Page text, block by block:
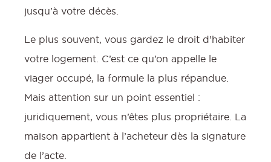
jusqu’à votre décès.
Le plus souvent, vous gardez le droit d’habiter
votre logement. C’est ce qu’on appelle le
viager occupé, la formule la plus répandue.
Mais attention sur un point essentiel :
juridiquement, vous n’êtes plus propriétaire. La
maison appartient à l’acheteur dès la signature
de l’acte.